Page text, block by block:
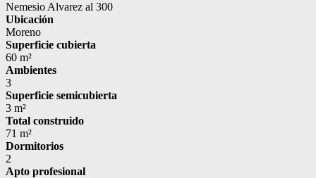
Nemesio Alvarez al 300
Ubicación
Moreno
Superficie cubierta
60 m²
Ambientes
3
Superficie semicubierta
3 m²
Total construido
71 m²
Dormitorios
2
Apto profesional